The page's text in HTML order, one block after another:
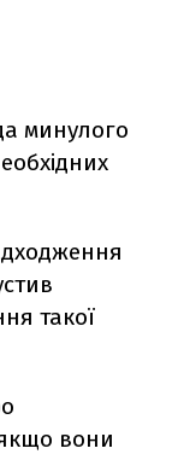
минулого
такої
вони